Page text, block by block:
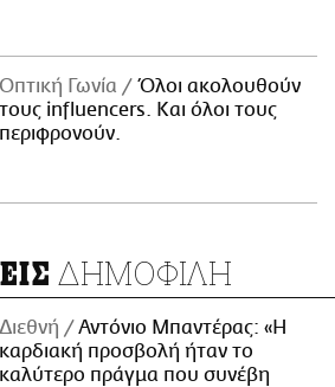
Οπτική Γωνία
Όλοι ακολουθούν
τους influencers. Και όλοι τους
περιφρονούν.
ΔΗΜΟΦΙΛΗ
Διεθνή
Αντόνιο Μπαντέρας: «Η
καρδιακή προσβολή ήταν το
καλύτερο πράγμα που συνέβη